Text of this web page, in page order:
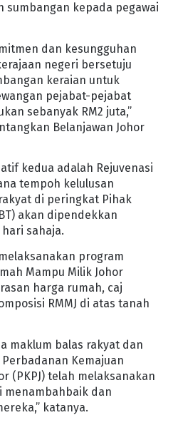
kepada pegawai
dan kesungguhan
negeri bersetuju
keraian untuk
pejabat-pejabat
sebanyak RM2 juta,”
Belanjawan Johor
kedua adalah Rejuvenasi
tempoh kelulusan
di peringkat Pihak
akan dipendekkan
sahaja.
program
Mampu Milik Johor
harga rumah, caj
RMMJ di atas tanah
maklum balas rakyat dan
Kemajuan
(PKPJ) telah melaksanakan
menambahbaik dan
katanya.